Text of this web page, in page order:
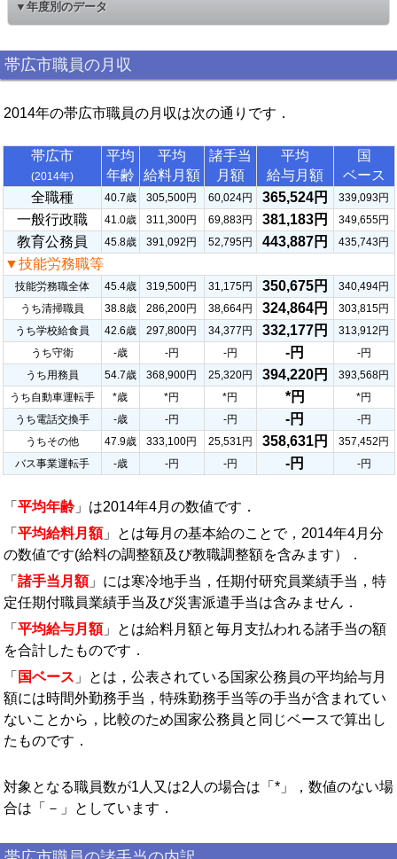
▼年度別のデータ
帯広市職員の月収
2014年の帯広市職員の月収は次の通りです．
帯広市
(2014年)
平均
年齢
平均
給料月額
諸手当
月額
平均
給与月額
国
ベース
全職種
40.7歳 305,500円 60,024円 365,524円 339,093円
一般行政職 41.0歳 311,300円 69,883円 381,183円 349,655円
教育公務員 45.8歳 391,092円 52,795円 443,887円 435,743円
▼技能労務職等
技能労務職全体 45.4歳 319,500円 31,175円 350,675円
340,494円
うち清掃職員
38.8歳 286,200円 38,664円 324,864円
303,815円
うち学校給食員
42.6歳 297,800円 34,377円 332,177円
313,912円
うち守衛
-歳 -円 -円 -円
-円
うち用務員
54.7歳 368,900円 25,320円 394,220円
393,568円
うち自動車運転手
*歳 *円 *円 *円
*円
うち電話交換手
-歳 -円 -円 -円
-円
うちその他
47.9歳 333,100円 25,531円 358,631円
357,452円
バス事業運転手
-歳 -円 -円 -円 -円
「 平均年齢 」は2014年4月の数値です．
「 平均給料月額」とは毎月の基本給のことで，2014年4月分
の数値です(給料の調整額及び教職調整額を含みます）．
「 諸手当月額」には寒冷地手当，任期付研究員業績手当，特
定任期付職員業績手当及び災害派遣手当は含みません．
「 平均給与月額」とは給料月額と毎月支払われる諸手当の額
を合計したものです．
「 国ベース 」とは，公表されている国家公務員の平均給与月
額には時間外勤務手当，特殊勤務手当等の手当が含まれてい
ないことから，比較のため国家公務員と同じベースで算出し
たものです．
対象となる職員数が1人又は2人の場合は「*」，数値のない場
合は「－」としています．